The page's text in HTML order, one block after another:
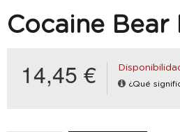
Cocaine Bear
14,45 € ¿Qué